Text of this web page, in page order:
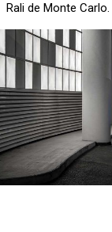
Rali de Monte Carlo.